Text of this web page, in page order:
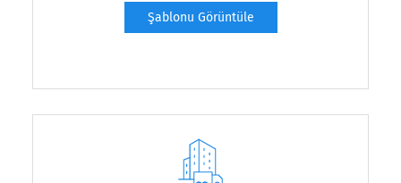
Şablonu Görüntüle